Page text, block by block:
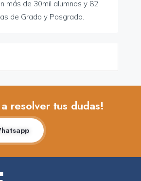
más de 30mil alumnos y 82
de Grado y Posgrado.
a resolver tus dudas!